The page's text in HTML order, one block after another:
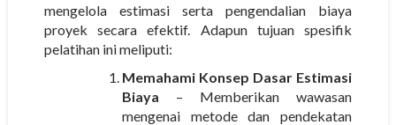
mengelola estimasi serta pengendalian biaya
proyek secara efektif. Adapun tujuan spesifik
pelatihan ini meliputi:
Memahami Konsep Dasar Estimasi
Biaya – Memberikan wawasan
mengenai metode dan pendekatan